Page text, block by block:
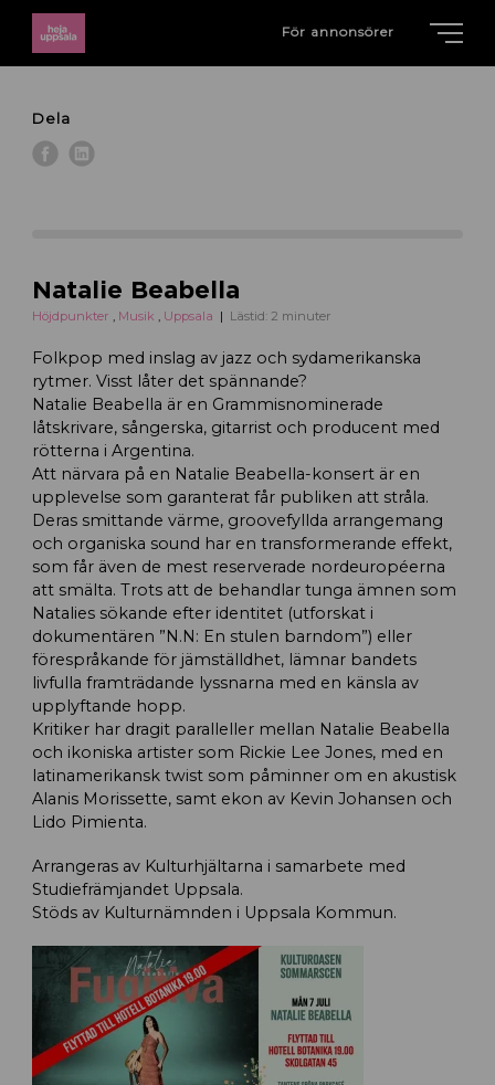
För annonsörer
Dela
Natalie Beabella
Höjdpunkter , Musik , Uppsala Lästid: 2 minuter
Folkpop med inslag av jazz och sydamerikanska
rytmer. Visst låter det spännande?
Natalie Beabella är en Grammisnominerade
låtskrivare, sångerska, gitarrist och producent med
rötterna i Argentina.
Att närvara på en Natalie Beabella-konsert är en
upplevelse som garanterat får publiken att stråla.
Deras smittande värme, groovefyllda arrangemang
och organiska sound har en transformerande effekt,
som får även de mest reserverade nordeuropéerna
att smälta. Trots att de behandlar tunga ämnen som
Natalies sökande efter identitet (utforskat i
dokumentären ”N.N: En stulen barndom”) eller
förespråkande för jämställdhet, lämnar bandets
livfulla framträdande lyssnarna med en känsla av
upplyftande hopp.
Kritiker har dragit paralleller mellan Natalie Beabella
och ikoniska artister som Rickie Lee Jones, med en
latinamerikansk twist som påminner om en akustisk
Alanis Morissette, samt ekon av Kevin Johansen och
Lido Pimienta.
Arrangeras av Kulturhjältarna i samarbete med
Studiefrämjandet Uppsala.
Stöds av Kulturnämnden i Uppsala Kommun.